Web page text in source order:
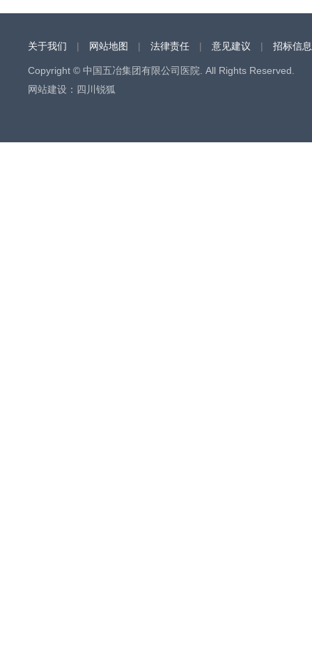
关于我们 | 网站地图 | 法律责任 | 意见建议 | 招标信息
Copyright © 中国五冶集团有限公司医院. All Rights Reserved.
网站建设 ： 四川锐狐